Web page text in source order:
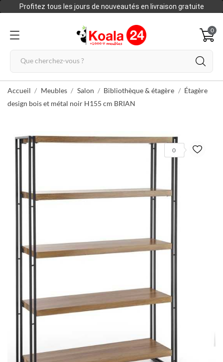
Profitez tous les jours de nouveautés en livraison gratuite
0
Accueil Meubles Salon Bibliothèque & étagère
Étagère
design bois et métal noir H155 cm BRIAN
0